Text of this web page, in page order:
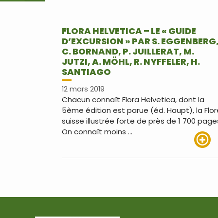
FLORA HELVETICA – LE « GUIDE
D’EXCURSION » PAR S. EGGENBERG,
C. BORNAND, P. JUILLERAT, M.
JUTZI, A. MÖHL, R. NYFFELER, H.
SANTIAGO
12 mars 2019
Chacun connaît Flora Helvetica, dont la
5ème édition est parue (éd. Haupt), la
suisse illustrée forte de près de 1 700
On connaît moins …